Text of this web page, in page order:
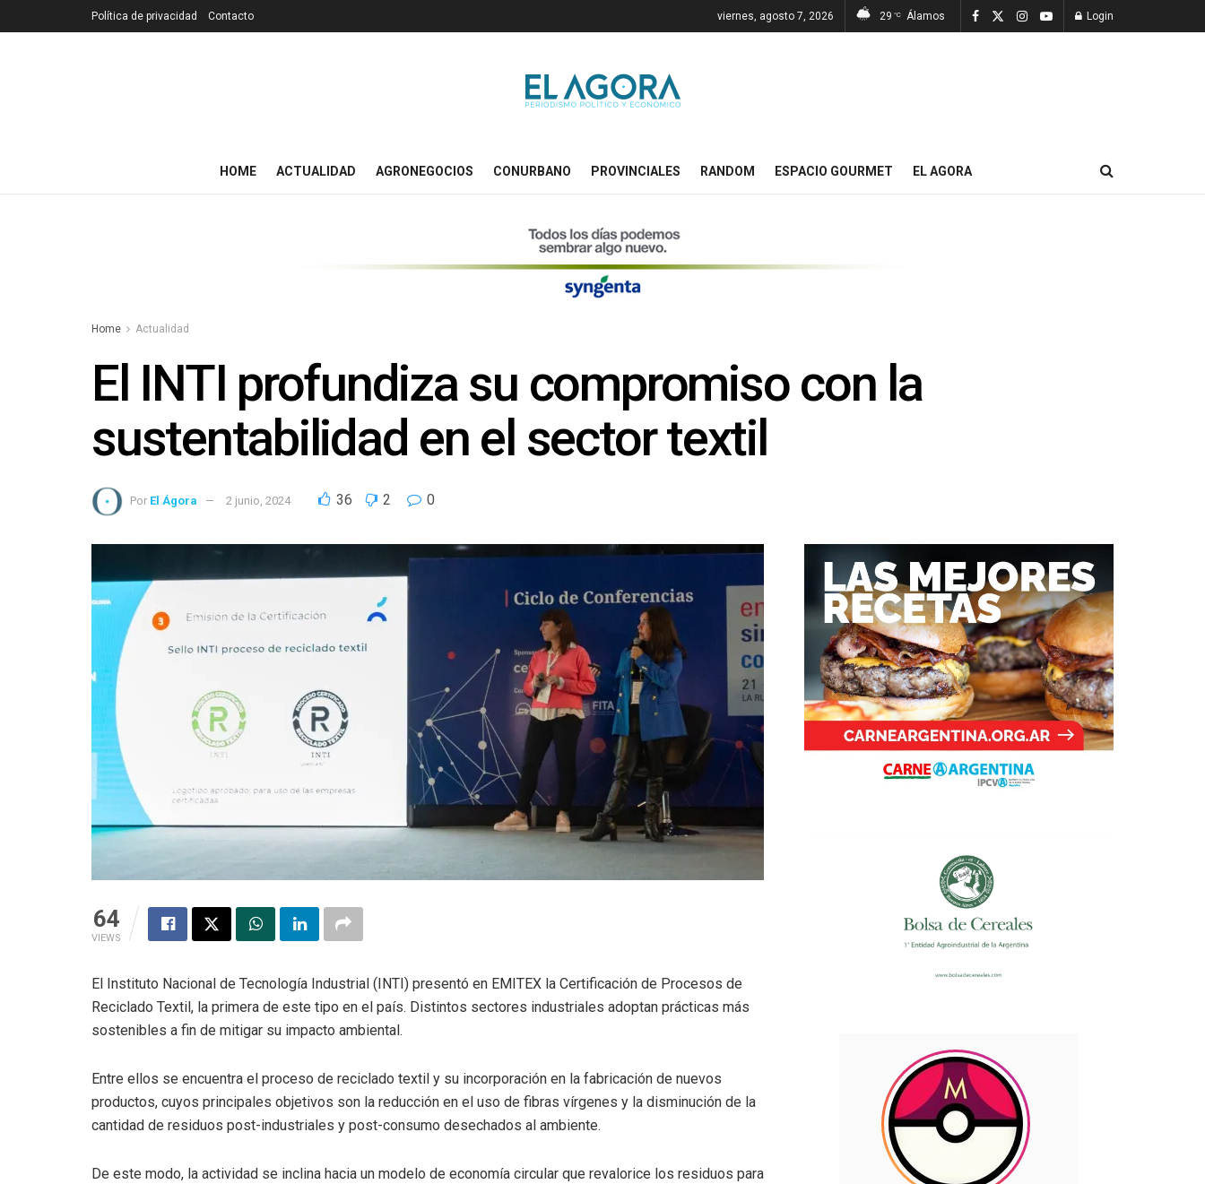
Política de privacidad Contacto viernes, agosto 7, 2026 29 °C Álamos Login
HOME ACTUALIDAD AGRONEGOCIOS CONURBANO PROVINCIALES RANDOM ESPACIO GOURMET EL AGORA
Home Actualidad
El INTI profundiza su compromiso con la
sustentabilidad en el sector textil
Por El Ágora 2 junio, 2024 36 2 0
64
VIEWS
El Instituto Nacional de Tecnología Industrial (INTI) presentó en EMITEX la Certificación de Procesos de
Reciclado Textil, la primera de este tipo en el país. Distintos sectores industriales adoptan prácticas más
sostenibles a fin de mitigar su impacto ambiental.
Entre ellos se encuentra el proceso de reciclado textil y su incorporación en la fabricación de nuevos
productos, cuyos principales objetivos son la reducción en el uso de fibras vírgenes y la disminución de la
cantidad de residuos post-industriales y post-consumo desechados al ambiente.
De este modo, la actividad se inclina hacia un modelo de economía circular que revalorice los residuos para